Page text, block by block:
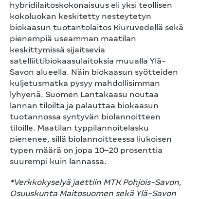
hybridilaitoskokonaisuus eli yksi teollisen
kokoluokan keskitetty nesteytetyn
biokaasun tuotantolaitos Kiuruvedellä sekä
pienempiä useamman maatilan
keskittymissä sijaitsevia
satelliittibiokaasulaitoksia muualla Ylä-
Savon alueella. Näin biokaasun syötteiden
kuljetusmatka pysyy mahdollisimman
lyhyenä. Suomen Lantakaasu noutaa
lannan tiloilta ja palauttaa biokaasun
tuotannossa syntyvän biolannoitteen
tiloille. Maatilan typpilannoitelasku
pienenee, sillä biolannoitteessa liukoisen
typen määrä on jopa 10–20 prosenttia
suurempi kuin lannassa.
*Verkkokyselyä jaettiin MTK Pohjois-Savon,
Osuuskunta Maitosuomen sekä Ylä-Savon